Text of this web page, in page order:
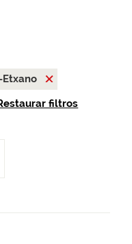
filtros